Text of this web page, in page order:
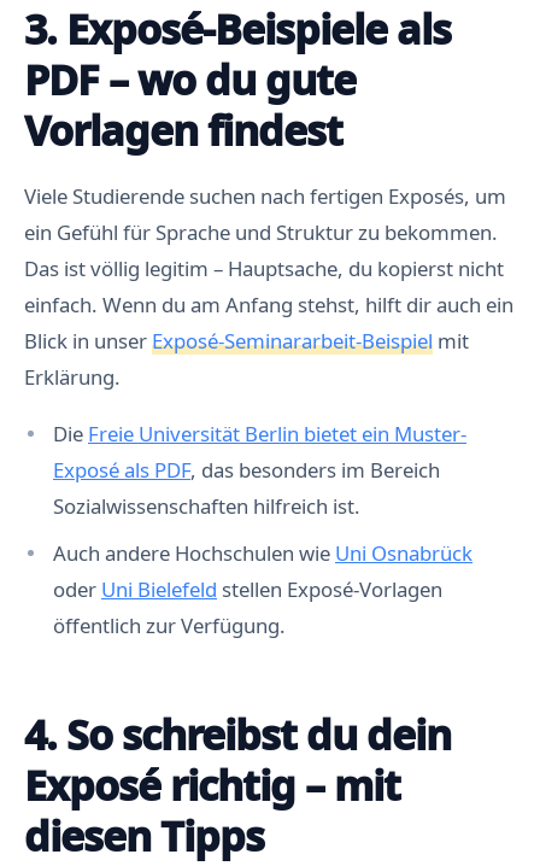
3. Exposé-Beispiele als
PDF – wo du gute
Vorlagen findest
Viele Studierende suchen nach fertigen Exposés, um
ein Gefühl für Sprache und Struktur zu bekommen.
Das ist völlig legitim – Hauptsache, du kopierst nicht
einfach. Wenn du am Anfang stehst, hilft dir auch ein
Blick in unserExposé-Seminararbeit-Beispiel mit
Erklärung.
Die Freie Universität Berlin bietet ein Muster-
Exposé als PDF, das besonders im Bereich
Sozialwissenschaften hilfreich ist.
Auch andere Hochschulen wie Uni Osnabrück
oder Uni Bielefeld stellen Exposé-Vorlagen
öffentlich zur Verfügung.
4. So schreibst du dein
Exposé richtig – mit
diesen Tipps